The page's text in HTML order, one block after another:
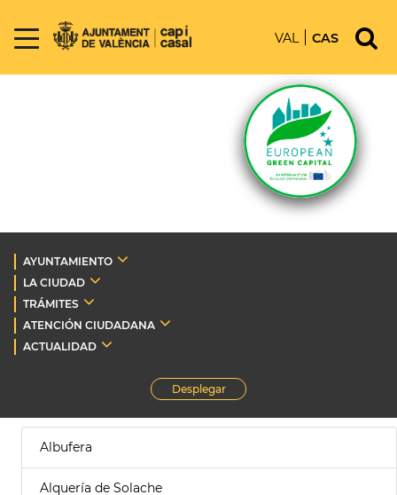
VAL CAS
AYUNTAMIENTO
LA CIUDAD
TRÁMITES
ATENCIÓN CIUDADANA
ACTUALIDAD
Desplegar
Albufera
Alquería de Solache